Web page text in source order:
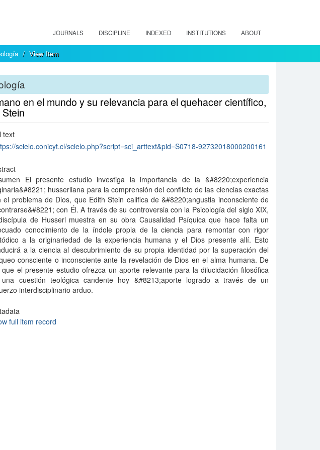
JOURNALS DISCIPLINE INDEXED INSTITUTIONS ABOUT
View Item
en el mundo y su relevancia para el quehacer científico,
text
scielo.conicyt.cl/scielo.php?script=sci_arttext&pid=S0718-92732018000200161
El presente estudio investiga la importancia de la &#8220;experiencia
husserliana para la comprensión del conflicto de las ciencias exactas
el problema de Dios, que Edith Stein califica de &#8220;angustia inconsciente de
con Él. A través de su controversia con la Psicología del siglo XIX,
de Husserl muestra en su obra Causalidad Psíquica que hace falta un
conocimiento de la índole propia de la ciencia para remontar con rigor
a la originariedad de la experiencia humana y el Dios presente allí. Esto
a la ciencia al descubrimiento de su propia identidad por la superación del
consciente o inconsciente ante la revelación de Dios en el alma humana. De
el presente estudio ofrezca un aporte relevante para la dilucidación filosófica
cuestión teológica candente hoy &#8213;aporte logrado a través de un
interdisciplinario arduo.
full item record